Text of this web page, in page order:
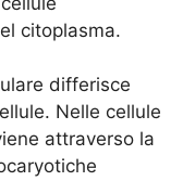
citoplasma.
differisce
Nelle cellule
attraverso la